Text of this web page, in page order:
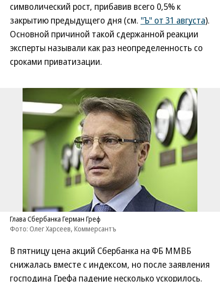
символический рост, прибавив всего 0,5% к
закрытию предыдущего дня (см. "Ъ" от 31 августа).
Основной причиной такой сдержанной реакции
эксперты называли как раз неопределенность со
сроками приватизации.
Глава Сбербанка Герман Греф
Фото: Олег Харсеев, Коммерсантъ
В пятницу цена акций Сбербанка на ФБ ММВБ
снижалась вместе с индексом, но после заявления
господина Грефа падение несколько ускорилось.